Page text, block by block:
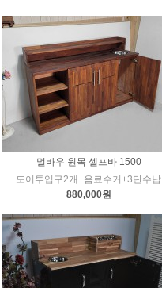
멀바우 원목 셀프바 1500
도어투입구2개+음료수거+3단수납
880,000원